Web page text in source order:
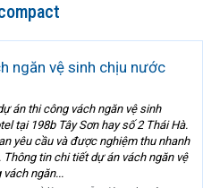
ngăn vệ sinh chịu nước
án thi công vách ngăn vệ sinh
tại 198b Tây Sơn hay số 2 Thái Hà.
yêu cầu và được nghiệm thu nhanh
tin chi tiết dự án vách ngăn vệ
ngăn...